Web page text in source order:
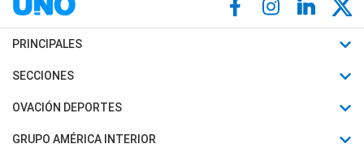
PRINCIPALES
Últimas Noticias
Política
SECCIONES
Horóscopo
Motores
OVACIÓN DEPORTES
Fútbol
GRUPO AMÉRICA INTERIOR